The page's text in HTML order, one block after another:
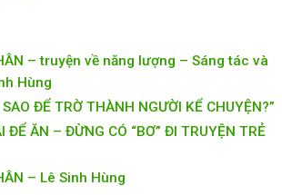
– truyện về năng lượng – Sáng tác và
Hùng
ĐỂ TRỜ THÀNH NGƯỜI KỂ CHUYỆN?”
ĐỂ ĂN – ĐỪNG CÓ “BƠ” ĐI TRUYỆN TRẺ
– Lê Sinh Hùng